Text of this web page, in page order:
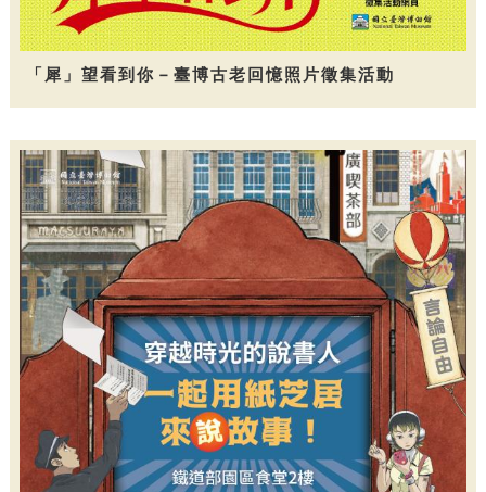
「犀」望看到你－臺博古老回憶照片徵集活動